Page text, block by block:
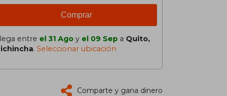
Comprar
entre el 31 Ago y el 09 Sep a Quito,
. Seleccionar ubicación
Comparte y gana dinero